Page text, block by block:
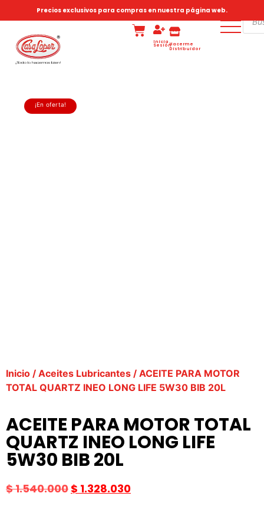
Precios exclusivos para compras en nuestra página web.
Inicia
SesiónHacerme
Distribuidor
¡En oferta!
Inicio / Aceites Lubricantes / ACEITE PARA MOTOR
TOTAL QUARTZ INEO LONG LIFE 5W30 BIB 20L
ACEITE PARA MOTOR TOTAL
QUARTZ INEO LONG LIFE
5W30 BIB 20L
$1.540.000 $ 1.328.030